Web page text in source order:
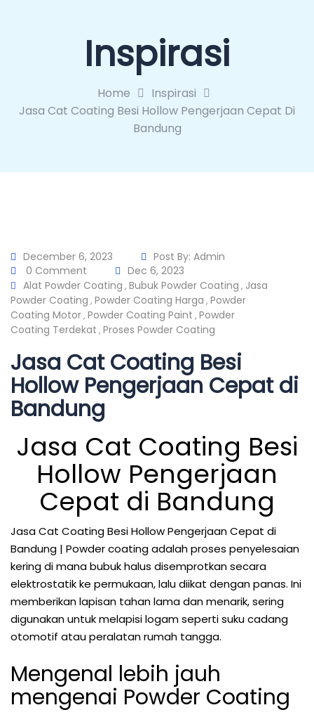
Inspirasi
Home
Inspirasi
Jasa Cat Coating Besi Hollow Pengerjaan Cepat Di
Bandung
December 6, 2023 Post By: Admin
0 Comment
Dec 6, 2023
Alat Powder Coating , Bubuk Powder Coating , Jasa
Powder Coating , Powder Coating Harga , Powder
Coating Motor, Powder Coating Paint , Powder
Coating Terdekat , Proses Powder Coating
Jasa Cat Coating Besi
Hollow Pengerjaan Cepat di
Bandung
Jasa Cat Coating Besi
Hollow Pengerjaan
Cepat di Bandung
Jasa Cat Coating Besi Hollow Pengerjaan Cepat di
Bandung | Powder coating adalah proses penyelesaian
kering di mana bubuk halus disemprotkan secara
elektrostatik ke permukaan, lalu diikat dengan panas. Ini
memberikan lapisan tahan lama dan menarik, sering
digunakan untuk melapisi logam seperti suku cadang
otomotif atau peralatan rumah tangga.
Mengenal lebih jauh
mengenai Powder Coating